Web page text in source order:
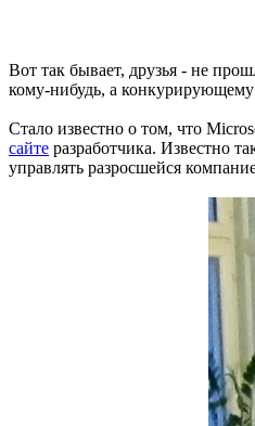
Вот так бывает, друзья - не
кому-нибудь, а конкурирующему
Стало известно о том, что
сайте разработчика. Известно
управлять разросшейся